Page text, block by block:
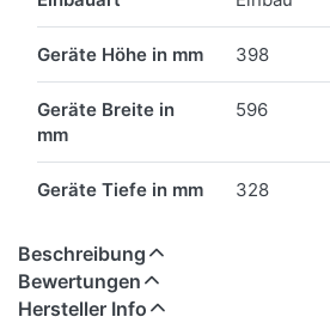
Geräte Höhe in mm 398
Geräte Breite in
mm
596
Geräte Tiefe in mm 328
Beschreibung
Bewertungen
Hersteller Info